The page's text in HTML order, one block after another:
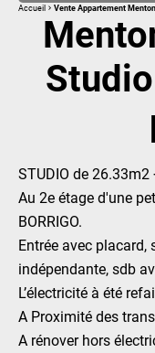
Accueil Vente Appartement
STUDIO de
Au 2e étage d'une
BORRIGO.
Entrée avec placard,
indépendante, sdb
L’électricité à été
A Proximité des
A rénover hors